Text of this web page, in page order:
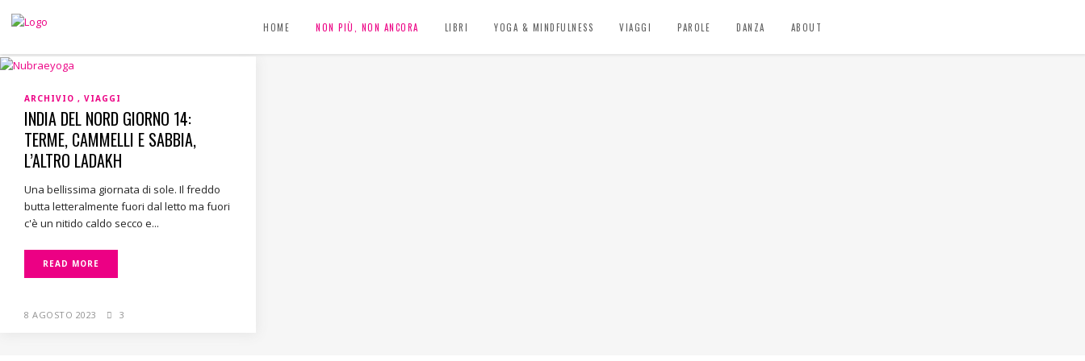
HOME NON PIÙ, NON ANCORA LIBRI YOGA & MINDFULNESS VIAGGI PAROLE DANZA ABOUT
ARCHIVIO VIAGGI
INDIA DEL NORD GIORNO 14:
TERME, CAMMELLI E SABBIA,
L’ALTRO LADAKH
Una bellissima giornata di sole. Il freddo
butta letteralmente fuori dal letto ma fuori
c'è un nitido caldo secco e...
READ MORE
8 AGOSTO 2023 3